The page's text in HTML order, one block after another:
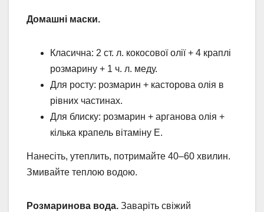
Домашні маски.
Класична: 2 ст. л. кокосової олії + 4 краплі
розмарину + 1 ч. л. меду.
Для росту: розмарин + касторова олія в
рівних частинах.
Для блиску: розмарин + арганова олія +
кілька крапель вітаміну E.
Нанесіть, утеплить, потримайте 40–60 хвилин.
Змивайте теплою водою.
Розмаринова вода. Заваріть свіжий